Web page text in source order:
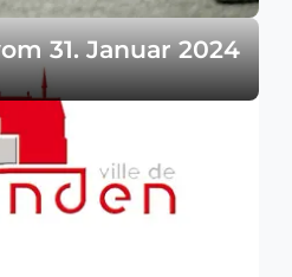
31. Januar 2024